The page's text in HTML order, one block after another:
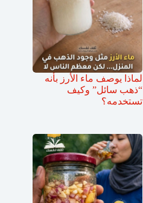
لماذا يوصف ماء الأرز بأنه
“ذهب سائل” وكيف
تستخدمه؟